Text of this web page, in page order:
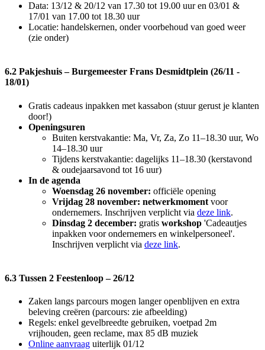
Data: 13/12 & 20/12 van 17.30 tot 19.00 uur en 03/01 &
17/01 van 17.00 tot 18.30 uur
Locatie: handelskernen, onder voorbehoud van goed weer
(zie onder)
6.2 Pakjeshuis – Burgemeester Frans Desmidtplein (26/11 -
18/01)
Gratis cadeaus inpakken met kassabon (stuur gerust je klanten
door!)
Openingsuren
Buiten kerstvakantie: Ma, Vr, Za, Zo 11–18.30 uur, Wo
14–18.30 uur
Tijdens kerstvakantie: dagelijks 11–18.30 (kerstavond
& oudejaarsavond tot 16 uur)
In de agenda
Woensdag 26 november: officiële opening
Vrijdag 28 november: netwerkmoment voor
ondernemers. Inschrijven verplicht via deze link.
Dinsdag 2 december: gratis workshop 'Cadeautjes
inpakken voor ondernemers en winkelpersoneel'.
Inschrijven verplicht via deze link.
6.3 Tussen 2 Feestenloop – 26/12
Zaken langs parcours mogen langer openblijven en extra
beleving creëren (parcours: zie afbeelding)
Regels: enkel gevelbreedte gebruiken, voetpad 2m
vrijhouden, geen reclame, max 85 dB muziek
Online aanvraag uiterlijk 01/12